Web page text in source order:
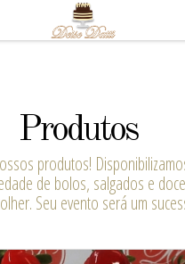
Produtos
produtos!
de bolos, salgados e
Seu evento será um